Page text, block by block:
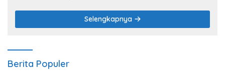
Selengkapnya
Berita Populer